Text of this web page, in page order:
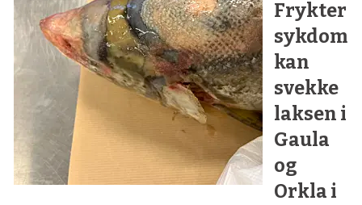
Frykter
sykdom
kan
svekke
laksen i
Gaula
og
Orkla i